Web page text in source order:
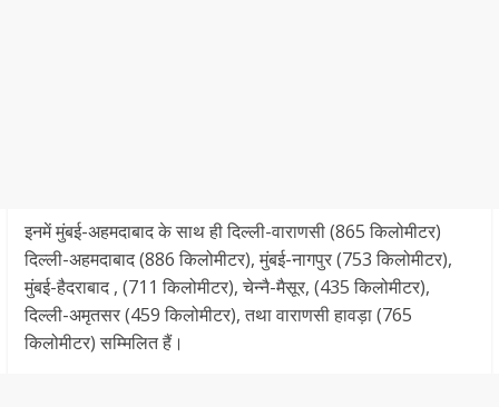
इनमें मुंबई-अहमदाबाद के साथ ही दिल्ली-वाराणसी (865 किलोमीटर)
दिल्ली-अहमदाबाद (886 किलोमीटर), मुंबई-नागपुर (753 किलोमीटर),
मुंबई-हैदराबाद , (711 किलोमीटर), चेन्नै-मैसूर, (435 किलोमीटर),
दिल्ली-अमृतसर (459 किलोमीटर), तथा वाराणसी हावड़ा (765
किलोमीटर) सम्मिलित हैं।